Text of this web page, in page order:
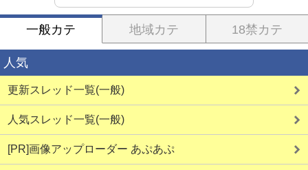
一般カテ 地域カテ 18禁カテ
人気
更新スレッド一覧(一般)
人気スレッド一覧(一般)
[PR]画像アップローダー あぷあぷ